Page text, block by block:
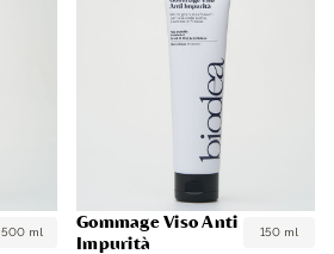
500 ml
Gommage Viso Anti
Impurità
150 ml